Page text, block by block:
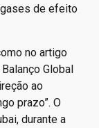
aumentar a
da
de efeito
no artigo